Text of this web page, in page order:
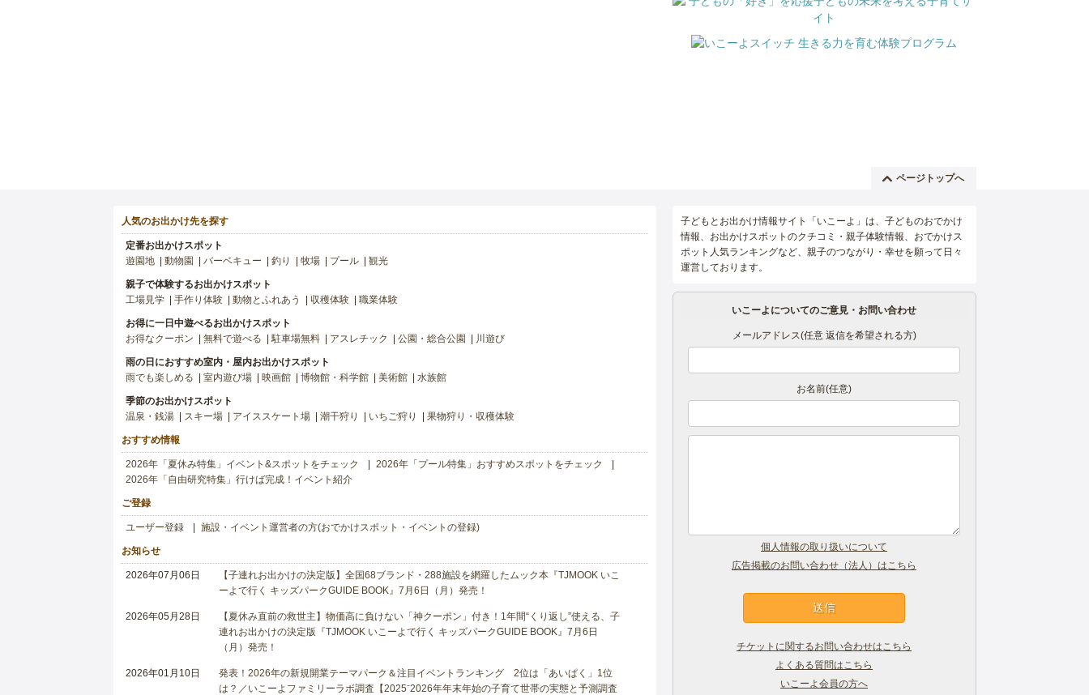
ページトップへ
人気のお出かけ先を探す
定番お出かけスポット
遊園地
動物園 バーベキュー 釣り 牧場 プール 観光
親子で体験するお出かけスポット
工場見学
手作り体験 動物とふれあう 収穫体験 職業体験
お得に一日中遊べるお出かけスポット
お得なクーポン
無料で遊べる 駐車場無料 アスレチック 公園・総合公園 川遊び
雨の日におすすめ室内・屋内お出かけスポット
雨でも楽しめる
室内遊び場 映画館 博物館・科学館 美術館 水族館
季節のお出かけスポット
温泉・銭湯
スキー場 アイススケート場 潮干狩り いちご狩り 果物狩り・収穫体験
おすすめ情報
2026年「夏休み特集」イベント&スポットをチェック
2026年「プール特集」おすすめスポットをチェック
2026年「自由研究特集」行けば完成！イベント紹介
ご登録
ユーザー登録 施設・イベント運営者の方(おでかけスポット・イベントの登録)
お知らせ
2026年07月06日
【子連れお出かけの決定版】全国68ブランド・288施設を網羅したムック本『TJMOOK いこ
ーよで行く キッズパークGUIDE BOOK』7月6日（月）発売！
2026年05月28日
【夏休み直前の救世主】物価高に負けない「神クーポン」付き！1年間“くり返し”使える、子
連れお出かけの決定版『TJMOOK いこーよで行く キッズパークGUIDE BOOK』7月6日
（月）発売！
2026年01月10日
発表！2026年の新規開業テーマパーク＆注目イベントランキング 2位は「あいぱく」1位
は？／いこーよファミリーラボ調査【2025⁻2026年年末年始の子育て世帯の実態と予測調査
子どもとお出かけ情報サイト「いこーよ」は、子どものおでかけ
情報、お出かけスポットのクチコミ・親子体験情報、おでかけス
ポット人気ランキングなど、親子のつながり・幸せを願って日々
運営しております。
いこーよについてのご意見・お問い合わせ
メールアドレス(任意 返信を希望される方)
お名前(任意)
個人情報の取り扱いについて
広告掲載のお問い合わせ（法人）はこちら
チケットに関するお問い合わせはこちら
よくある質問はこちら
いこーよ会員の方へ